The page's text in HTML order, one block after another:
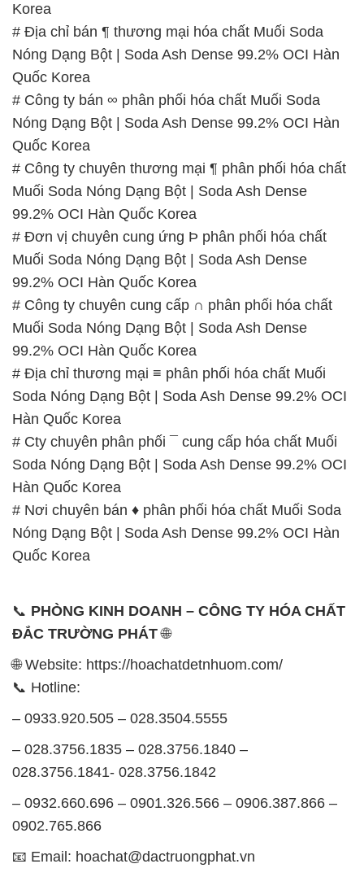
Korea
# Địa chỉ bán ¶ thương mại hóa chất Muối Soda
Nóng Dạng Bột | Soda Ash Dense 99.2% OCI Hàn
Quốc Korea
# Công ty bán ∞ phân phối hóa chất Muối Soda
Nóng Dạng Bột | Soda Ash Dense 99.2% OCI Hàn
Quốc Korea
# Công ty chuyên thương mại ¶ phân phối hóa chất
Muối Soda Nóng Dạng Bột | Soda Ash Dense
99.2% OCI Hàn Quốc Korea
# Đơn vị chuyên cung ứng Þ phân phối hóa chất
Muối Soda Nóng Dạng Bột | Soda Ash Dense
99.2% OCI Hàn Quốc Korea
# Công ty chuyên cung cấp ∩ phân phối hóa chất
Muối Soda Nóng Dạng Bột | Soda Ash Dense
99.2% OCI Hàn Quốc Korea
# Địa chỉ thương mại ≡ phân phối hóa chất Muối
Soda Nóng Dạng Bột | Soda Ash Dense 99.2% OCI
Hàn Quốc Korea
# Cty chuyên phân phối ¯ cung cấp hóa chất Muối
Soda Nóng Dạng Bột | Soda Ash Dense 99.2% OCI
Hàn Quốc Korea
# Nơi chuyên bán ♦ phân phối hóa chất Muối Soda
Nóng Dạng Bột | Soda Ash Dense 99.2% OCI Hàn
Quốc Korea
📞 PHÒNG KINH DOANH – CÔNG TY HÓA CHẤT
ĐẮC TRƯỜNG PHÁT🌐
🌐 Website: https://hoachatdetnhuom.com/
📞 Hotline:
– 0933.920.505 – 028.3504.5555
– 028.3756.1835 – 028.3756.1840 –
028.3756.1841- 028.3756.1842
– 0932.660.696 – 0901.326.566 – 0906.387.866 –
0902.765.866
📧 Email: hoachat@dactruongphat.vn